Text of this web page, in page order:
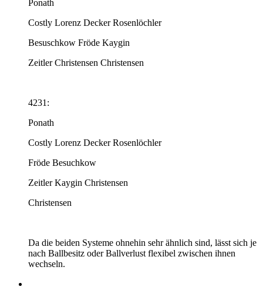
Ponath
Costly Lorenz Decker Rosenlöchler
Besuschkow Fröde Kaygin
Zeitler Christensen Christensen
4231:
Ponath
Costly Lorenz Decker Rosenlöchler
Fröde Besuchkow
Zeitler Kaygin Christensen
Christensen
Da die beiden Systeme ohnehin sehr ähnlich sind, lässt sich je
nach Ballbesitz oder Ballverlust flexibel zwischen ihnen
wechseln.